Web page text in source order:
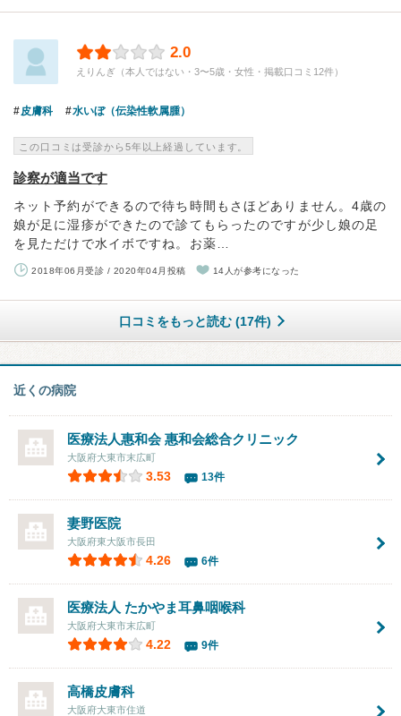
2.0
えりんぎ（本人ではない・3〜5歳・女性・掲載口コミ12件）
皮膚科 水いぼ（伝染性軟属腫）
この口コミは受診から5年以上経過しています。
診察が適当です
ネット予約ができるので待ち時間もさほどありません。4歳の
娘が足に湿疹ができたので診てもらったのですが少し娘の足
を見ただけで水イボですね。お薬…
2018年06月受診 / 2020年04月投稿 14人が参考になった
口コミをもっと読む (17件)
近くの病院
医療法人惠和会 惠和会総合クリニック
大阪府大東市末広町
3.53 13件
妻野医院
大阪府東大阪市長田
4.26 6件
医療法人 たかやま耳鼻咽喉科
大阪府大東市末広町
4.22 9件
高橋皮膚科
大阪府大東市住道